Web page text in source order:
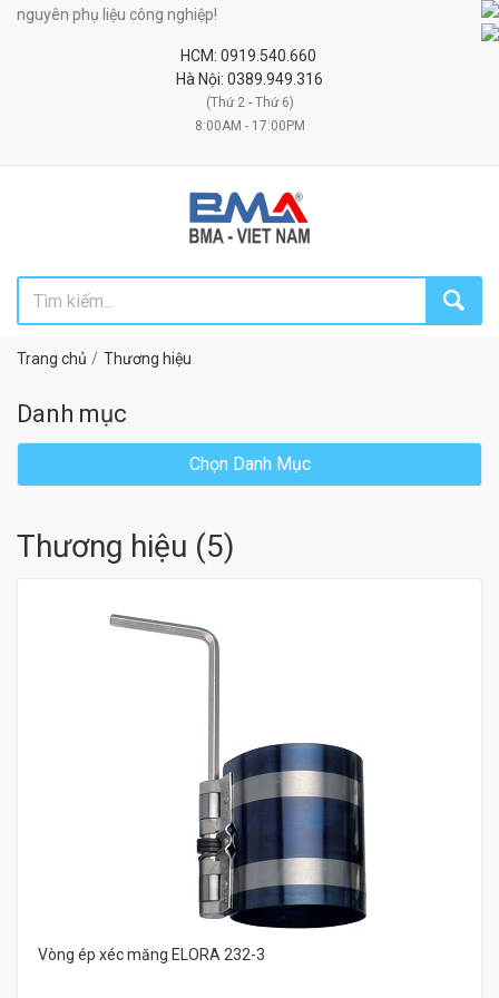
phụ liệu công nghiệp!
HCM: 0919.540.660
Hà Nội: 0389.949.316
(Thứ 2 - Thứ 6)
8:00AM - 17:00PM
Trang chủ Thương hiệu
Danh mục
Chọn Danh Mục
Thương hiệu (5)
Vòng ép xéc măng ELORA 232-3